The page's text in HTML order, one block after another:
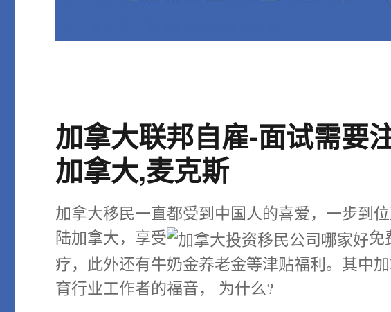
加拿大联邦自雇-面试需要
加拿大,麦克斯
加拿大移民一直都受到中国人的喜爱，一步到
陆加拿大，享受
免
疗，此外还有牛奶金养老金等津贴福利。其中
育行业工作者的福音， 为什么?